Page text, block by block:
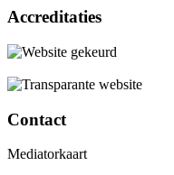
Accreditaties
Contact
Mediatorkaart